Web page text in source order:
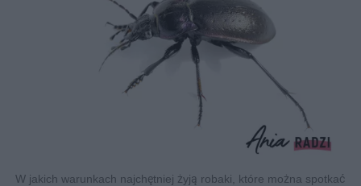
W jakich warunkach najchętniej żyją robaki, które można spotkać